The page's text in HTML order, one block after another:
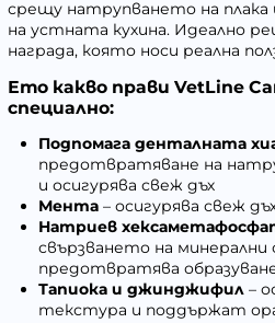
срещу натрупването на
на устната кухина. Идеално
награда, която носи реална
Ето какво прави VetLine
специално:
Подпомага денталната
предотвратяване на
и осигурява свеж дъх
Мента – осигурява свеж
Натриев
свързването на минерални
предотвратява
Тапиока и джинджифил –
текстура и поддържат